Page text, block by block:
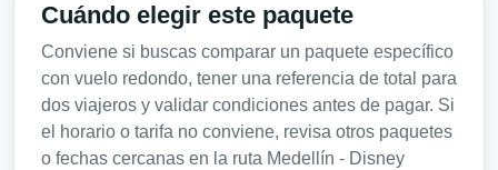
Cuándo elegir este paquete
Conviene si buscas comparar un paquete específico
con vuelo redondo, tener una referencia de total para
dos viajeros y validar condiciones antes de pagar. Si
el horario o tarifa no conviene, revisa otros paquetes
o fechas cercanas en la ruta Medellín - Disney